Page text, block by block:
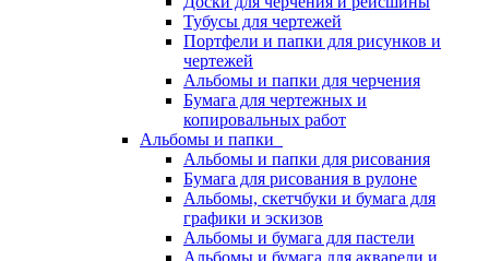
Тубусы для чертежей
Портфели и папки для рисунков и
чертежей
Альбомы и папки для черчения
Бумага для чертежных и
копировальных работ
Альбомы и папки
Альбомы и папки для рисования
Бумага для рисования в рулоне
Альбомы, скетчбуки и бумага для
графики и эскизов
Альбомы и бумага для пастели
Альбомы и бумага для акварели и